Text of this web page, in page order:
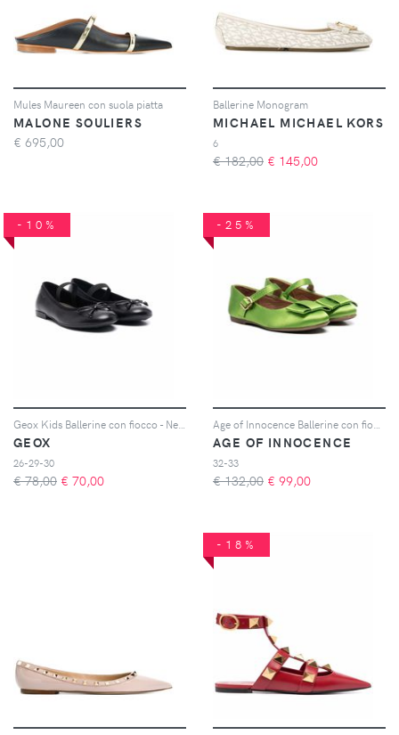
Mules Maureen con suola piatta
MALONE SOULIERS
€ 695,00
Ballerine Monogram
MICHAEL MICHAEL KORS
6
€ 182,00 € 145,00
-10%
GEOX
26-29-30
€ 78,00 € 70,00
-25%
AGE OF INNOCENCE
32-33
€ 132,00 € 99,00
-18%